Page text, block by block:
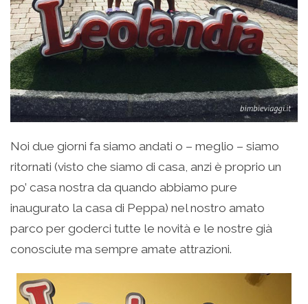
Noi due giorni fa siamo andati o – meglio – siamo
ritornati (visto che siamo di casa, anzi è proprio un
po’ casa nostra da quando abbiamo pure
inaugurato la casa di Peppa) nel nostro amato
parco per goderci tutte le novità e le nostre già
conosciute ma sempre amate attrazioni.